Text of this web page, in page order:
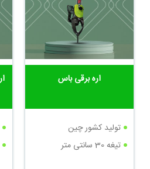
اره برقی باس
تولید کشور چین
تیغه 30 سانتی متر